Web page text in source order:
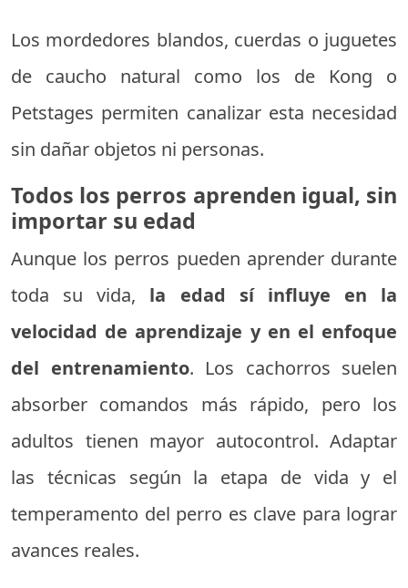
Los mordedores blandos, cuerdas o juguetes
de caucho natural como los de Kong o
Petstages permiten canalizar esta necesidad
sin dañar objetos ni personas.
Todos los perros aprenden igual, sin
importar su edad
Aunque los perros pueden aprender durante
toda su vida, la edad sí influye en la
velocidad de aprendizaje y en el enfoque
del entrenamiento. Los cachorros suelen
absorber comandos más rápido, pero los
adultos tienen mayor autocontrol. Adaptar
las técnicas según la etapa de vida y el
temperamento del perro es clave para lograr
avances reales.